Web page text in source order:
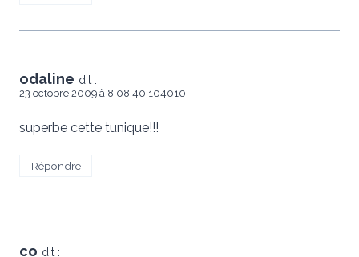
odaline dit :
23 octobre 2009 à 8 08 40 104010
superbe cette tunique!!!
Répondre
co dit :